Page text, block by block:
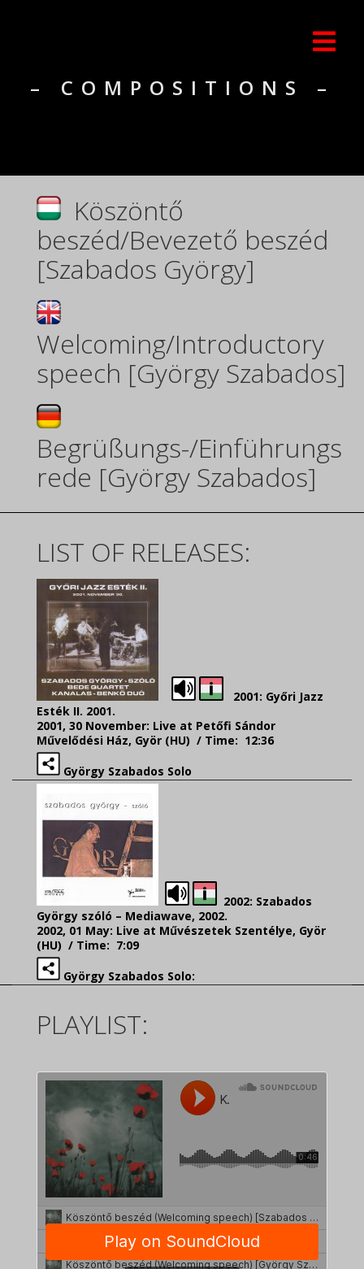
– COMPOSITIONS –
Köszöntő
beszéd/Bevezető beszéd
[Szabados György]
Welcoming/Introductory
speech [György Szabados]
Begrüßungs-/Einführungs
rede [György Szabados]
LIST OF RELEASES:
2001: Győri Jazz
Esték II. 2001.
2001, 30 November: Live at Petőfi Sándor
Művelődési Ház, Györ (HU) / Time: 12:36
György Szabados Solo
2002: Szabados
György szóló – Mediawave, 2002.
2002, 01 May: Live at Művészetek Szentélye, Györ
(HU) / Time: 7:09
György Szabados Solo:
PLAYLIST: